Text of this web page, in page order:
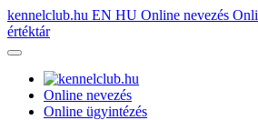
kennelclub.hu EN HU Online nevezés
értéktár
Online nevezés
Online ügyintézés